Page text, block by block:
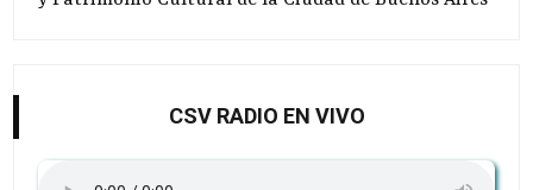
CSV RADIO EN VIVO